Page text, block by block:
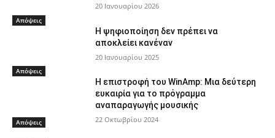
Απόψεις
20 Ιανουαρίου 2026
Απόψεις
Η ψηφιοποίηση δεν πρέπει να
αποκλείει κανέναν
20 Ιανουαρίου 2025
Απόψεις
Η επιστροφή του WinAmp: Μια δεύτερη
ευκαιρία για το πρόγραμμα
αναπαραγωγής μουσικής
22 Οκτωβρίου 2024